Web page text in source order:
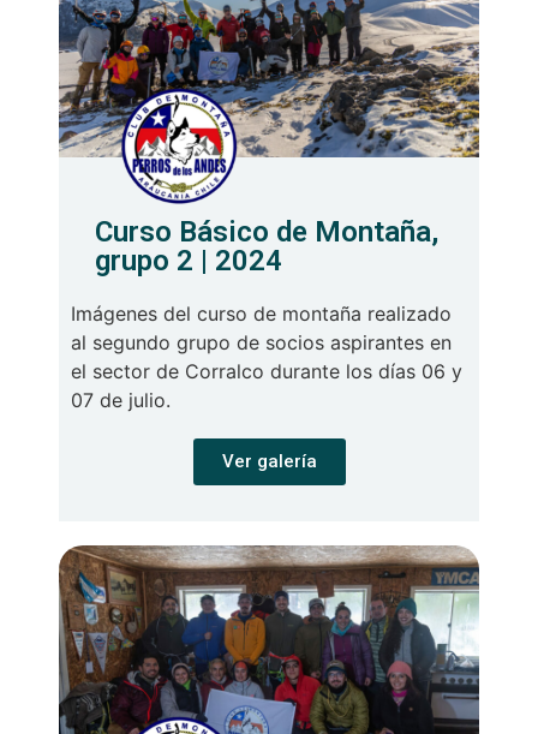
Curso Básico de Montaña,
grupo 2 | 2024
Imágenes del curso de montaña realizado
al segundo grupo de socios aspirantes en
el sector de Corralco durante los días 06 y
07 de julio.
Ver galería